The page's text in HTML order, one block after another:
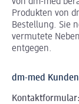
Produkten von
Bestellung. Sie
vermutete
entgegen.
dm-med
Kontaktformular: